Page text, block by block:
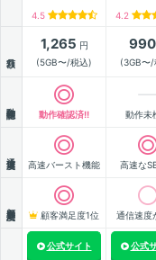
4.5 4.2
1,265 円
(5GB〜/税込)
990
(3GB〜/
動作確認済!! 動作未
高速バースト機能 高速な
顧客満足度1位 通信速度
公式サイト 公式